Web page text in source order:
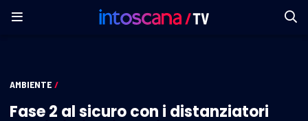
AMBIENTE /
Fase 2 al sicuro con i distanziatori